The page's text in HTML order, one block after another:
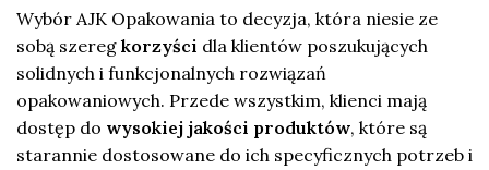
Wybór AJK Opakowania to decyzja, która niesie ze
sobą szereg korzyści dla klientów poszukujących
solidnych i funkcjonalnych rozwiązań
opakowaniowych. Przede wszystkim, klienci mają
dostęp do wysokiej jakości produktów, które są
starannie dostosowane do ich specyficznych potrzeb i